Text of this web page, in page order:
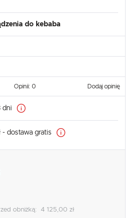
do kebaba
Opinii: 0 Dodaj opinię
dni
- dostawa gratis
obniżką: 4 125,00 zł